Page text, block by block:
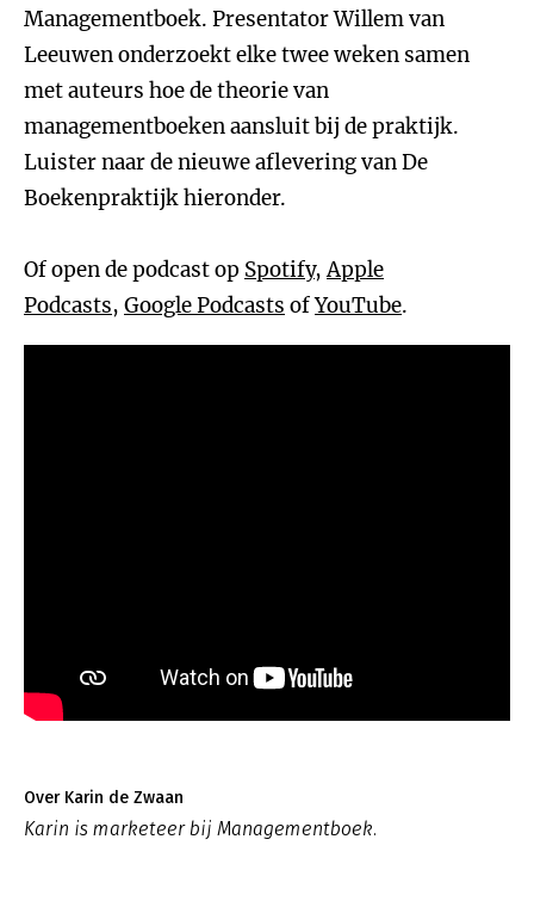
Managementboek. Presentator Willem van
Leeuwen onderzoekt elke twee weken samen
met auteurs hoe de theorie van
managementboeken aansluit bij de praktijk.
Luister naar de nieuwe aflevering van De
Boekenpraktijk hieronder.
Of open de podcast op Spotify,Apple
Podcasts, Google Podcasts ofYouTube.
Over Karin de Zwaan
Karin is marketeer bij Managementboek.